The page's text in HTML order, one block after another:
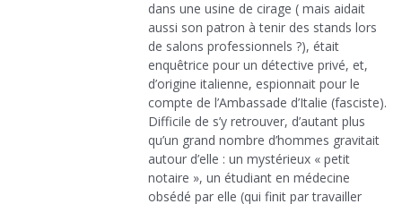
dans une usine de cirage ( mais aidait
aussi son patron à tenir des stands lors
de salons professionnels ?), était
enquêtrice pour un détective privé, et,
d’origine italienne, espionnait pour le
compte de l’Ambassade d’Italie (fasciste).
Difficile de s’y retrouver, d’autant plus
qu’un grand nombre d’hommes gravitait
autour d’elle : un mystérieux « petit
notaire », un étudiant en médecine
obsédé par elle (qui finit par travailler